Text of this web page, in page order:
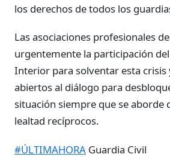
los derechos de todos los
Las asociaciones profesionales
urgentemente la participación
Interior para solventar esta
abiertos al diálogo para
situación siempre que se aborde
lealtad recíprocos.
#ÚLTIMAHORA Guardia Civil